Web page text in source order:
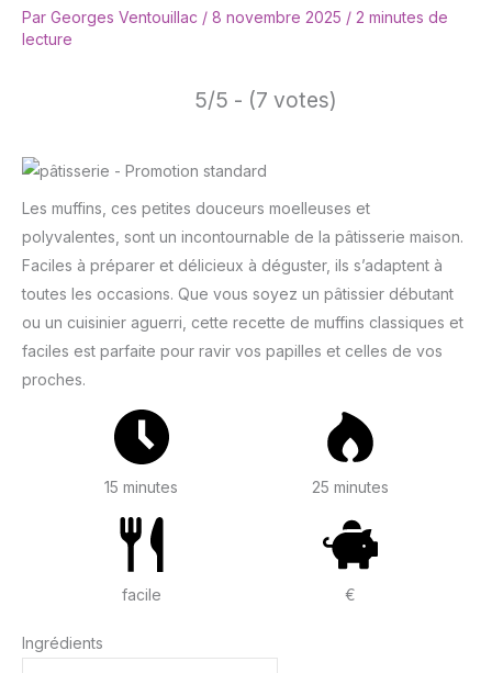
Par Georges Ventouillac / 8 novembre 2025 / 2 minutes de
lecture
5/5 - (7 votes)
Les muffins, ces petites douceurs moelleuses et
polyvalentes, sont un incontournable de la pâtisserie maison.
Faciles à préparer et délicieux à déguster, ils s’adaptent à
toutes les occasions. Que vous soyez un pâtissier débutant
ou un cuisinier aguerri, cette recette de muffins classiques et
faciles est parfaite pour ravir vos papilles et celles de vos
proches.
15 minutes 25 minutes
facile €
Ingrédients